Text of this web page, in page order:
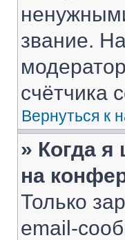
звание.
счётчика
Вернуться к
» Когда
на
Только
email-